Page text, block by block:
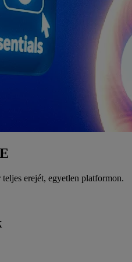
erejét, egyetlen platformon.